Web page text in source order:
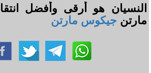
النسيان هو أرقى وأفضل
مارتنجيكوس مارتن